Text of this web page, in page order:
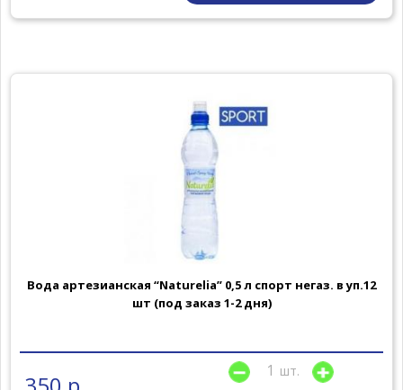
Вода артезианская “Naturelia” 0,5 л спорт негаз. в уп.12
шт (под заказ 1-2 дня)
шт.